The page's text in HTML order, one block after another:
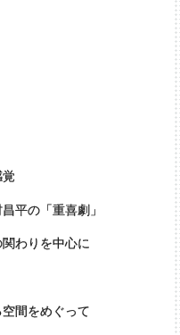
平の「重喜劇」
わりを中心に
間をめぐって